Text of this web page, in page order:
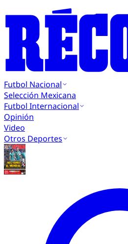
Futbol Nacional
Selección Mexicana
Futbol Internacional
Opinión
Video
Otros Deportes